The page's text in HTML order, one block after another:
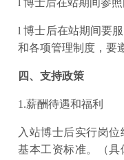
l 博士后在站期间参
l 博士后在站期间要
和各项管理制度，要
四、支持政策
1.薪酬待遇和福利
入站博士后实行岗
基本工资标准。（